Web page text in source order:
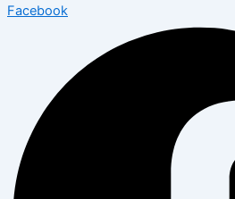
Facebook